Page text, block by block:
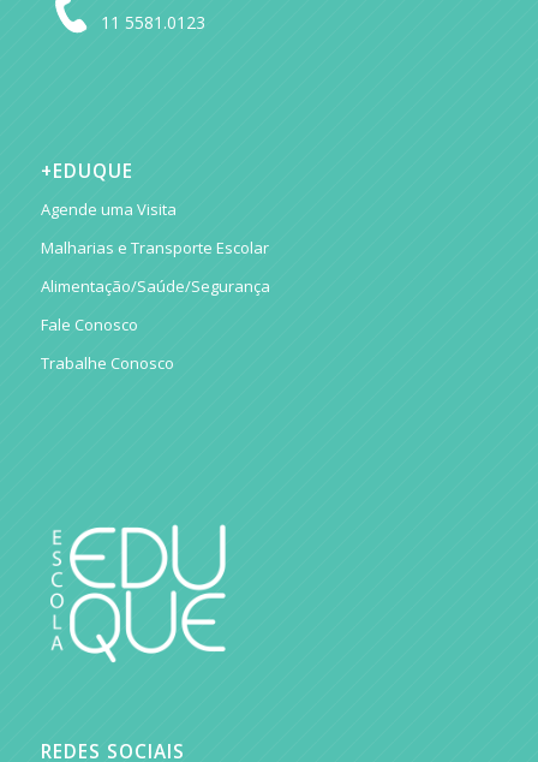
11 5581.0123
+EDUQUE
Agende uma Visita
Malharias e Transporte Escolar
Alimentação/Saúde/Segurança
Fale Conosco
Trabalhe Conosco
REDES SOCIAIS